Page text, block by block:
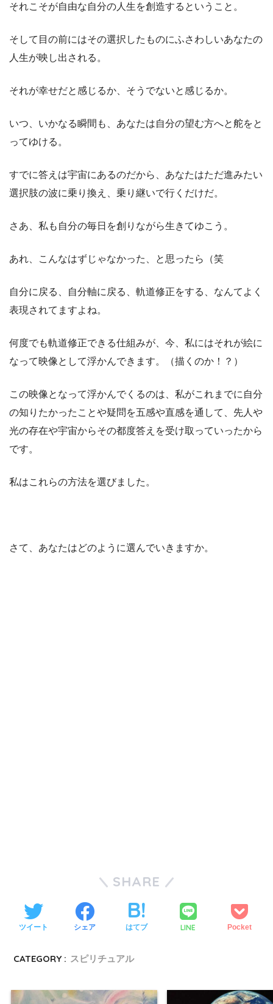
それこそが自由な自分の人生を創造するということ。
そして目の前にはその選択したものにふさわしいあなたの
人生が映し出される。
それが幸せだと感じるか、そうでないと感じるか。
いつ、いかなる瞬間も、あなたは自分の望む方へと舵をと
ってゆける。
すでに答えは宇宙にあるのだから、あなたはただ進みたい
選択肢の波に乗り換え、乗り継いで行くだけだ。
さあ、私も自分の毎日を創りながら生きてゆこう。
あれ、こんなはずじゃなかった、と思ったら（笑
自分に戻る、自分軸に戻る、軌道修正をする、なんてよく
表現されてますよね。
何度でも軌道修正できる仕組みが、今、私にはそれが絵に
なって映像として浮かんできます。（描くのか！？）
この映像となって浮かんでくるのは、私がこれまでに自分
の知りたかったことや疑問を五感や直感を通して、先人や
光の存在や宇宙からその都度答えを受け取っていったから
です。
私はこれらの方法を選びました。
さて、あなたはどのように選んでいきますか。
SHARE
ツイート シェア はてブ LINE Pocket
CATEGORY : スピリチュアル